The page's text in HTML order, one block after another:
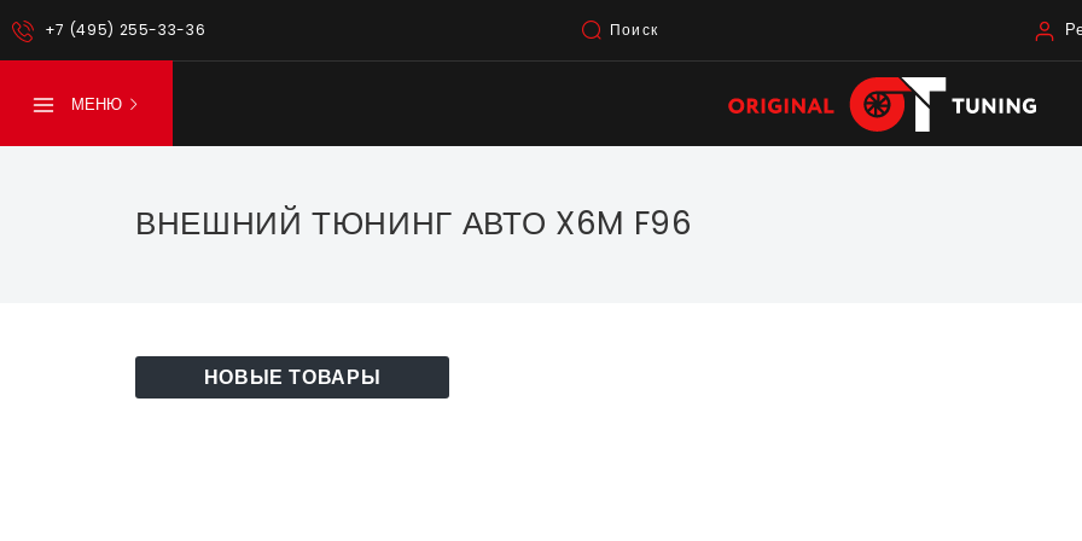
+7 (495) 255-33-36 Поиск
МЕНЮ
ВНЕШНИЙ ТЮНИНГ АВТО X6M F96
НОВЫЕ ТОВАРЫ